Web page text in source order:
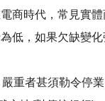
商時代，常見實
低，如果欠缺變化
重者甚須勒令停